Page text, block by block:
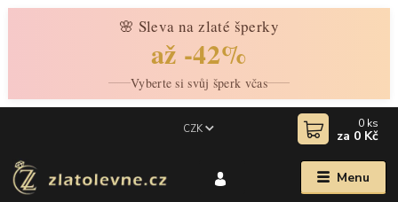
🌸 Sleva na zlaté šperky
až -42%
Vyberte si svůj šperk včas
Menu
CZK 0 ks
za 0 Kč